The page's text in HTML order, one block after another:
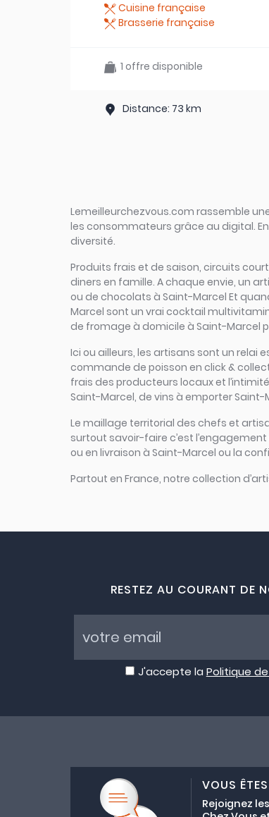
Cuisine française
Brasserie française
1 offre disponible
Distance: 73 km
Lemeilleurchezvous.com rassemble
les consommateurs grâce au digital.
diversité.
Produits frais et de saison, circuits
diners en famille. A chaque envie, un
ou de chocolats à Saint-Marcel Et
Marcel sont un vrai cocktail
de fromage à domicile à Saint-Marcel
Ici ou ailleurs, les artisans sont un relai
commande de poisson en click &
frais des producteurs locaux et
Saint-Marcel, de vins à emporter
Le maillage territorial des chefs et
surtout savoir-faire c’est
ou en livraison à Saint-Marcel ou la
Partout en France, notre collection
RESTEZ AU COURANT DE
J'accepte la Politique
VOUS
Rejoignez